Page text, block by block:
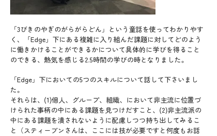
「3びきのやぎのがらがらどん」という童話を使ってわかりやす
く、「Edge」下にある複雑に入り組んだ課題に対してどのよう
に働きかけることができるかについて具体的に学びを得ること
のできる、熱気を感じる2.5時間の学びの時となりました。
「Edge」下においての5つのスキルについて話して下さいまし
た。
それらは、(1)個人、グループ、組織、において非主流に位置づ
けられた事柄の中にある課題を見つけだすこと、(2)非主流派の
中にある課題を潰されないように配慮しつつ持ち出してみるこ
と（スティーブンさんは、ここには技が必要ですと何度もお話